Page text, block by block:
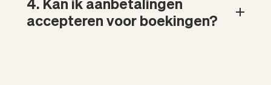
accepteren voor boekingen?